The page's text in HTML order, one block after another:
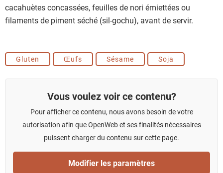
cacahuètes concassées, feuilles de nori émiettées ou
filaments de piment séché (sil-gochu), avant de servir.
Gluten Œufs Sésame Soja
Vous voulez voir ce contenu?
Pour afficher ce contenu, nous avons besoin de votre
autorisation afin que OpenWeb et ses finalités nécessaires
puissent charger du contenu sur cette page.
Modifier les paramètres